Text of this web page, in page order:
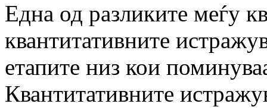
Една од разликите меѓу
квантитативните
етапите низ кои
Квантитативните